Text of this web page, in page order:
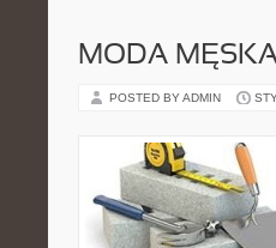
MODA
POSTED BY ADMIN